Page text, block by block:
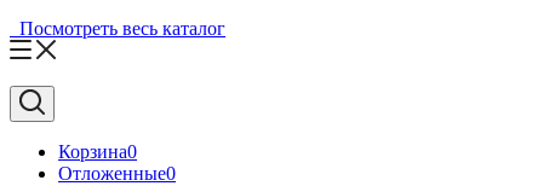
Посмотреть весь каталог
Корзина0
Отложенные0